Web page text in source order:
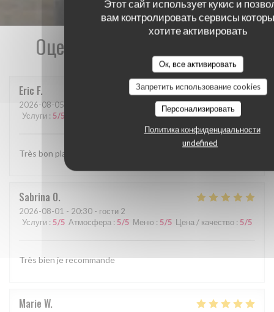
Этот сайт использует кукис и
вам контролировать сервисы
хотите активировать
Ок, все активировать
Запретить использование cookies
Персонализировать
Политика конфиденциальности
undefined
Оценки наших посетителей
Eric F
2026-08-05
Услуги : 5/5 :5/5 Цена / качество:5
Très bon plats accueil chaleureux et service impeccable
Sabrina O
2026-08-01 - 20:30 - гости 2
Услуги : 5/5 Атмосфера : 5/5 Меню : 5/5 Цена / качество : 5/5
Très bien je recommande
Marie W